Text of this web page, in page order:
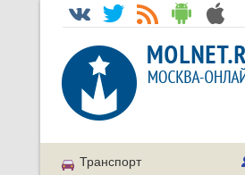
Транспорт